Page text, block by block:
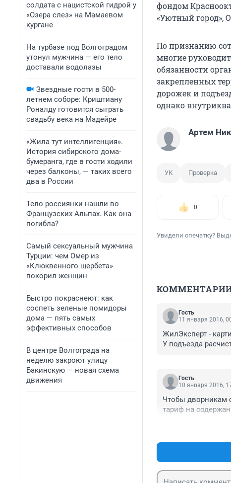
солдата с нацистской гидрой у
«Озера слез» на Мамаевом
кургане
На турбазе под Волгоградом
утонул мужчина — его тело
доставали водолазы
Звездные гости в 500-
летнем соборе: Криштиану
Роналду готовится сыграть
свадьбу века на Мадейре
«Жила тут интеллигенция».
История сибирского дома-
бумеранга, где в гости ходили
через балконы, — таких всего
два в России
Тело россиянки нашли во
Французских Альпах. Как она
погибла?
Самый сексуальный мужчина
Турции: чем Омер из
«Клюквенного щербета»
покорил женщин
Быстро покраснеют: как
соспеть зеленые помидоры
дома — пять самых
эффективных способов
В центре Волгограда на
неделю закроют улицу
Бакинскую — новая схема
движения
фондом
«Уютный город»,
По признанию
многие
обязанности
закрепленных
дорожек и
однако
Артем
УК Проверка
0
Увидели опечатку?
Гость
11 января 2016,
ЖилЭксперт -
У подъезда
Гость
10 января 2016,
Чтобы дворникам
тариф на